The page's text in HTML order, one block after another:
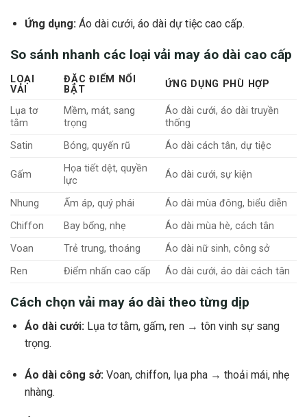
Ứng dụng:Áo dài cưới, áo dài dự tiệc cao cấp.
So sánh nhanh các loại vải may áo dài cao cấp
LOẠI
VẢI
ĐẶC ĐIỂM NỔI
BẬT
ỨNG DỤNG PHÙ HỢP
Lụa tơ
tằm
Mềm, mát, sang
trọng
Áo dài cưới, áo dài truyền
thống
Satin
Bóng, quyến rũ Áo dài cách tân, dự tiệc
Gấm
Họa tiết dệt, quyền
lực
Áo dài cưới, sự kiện
Nhung Ấm áp, quý phái
Áo dài mùa đông, biểu diễn
Chiffon
Bay bổng, nhẹ
Áo dài mùa hè, cách tân
Voan
Trẻ trung, thoáng
Áo dài nữ sinh, công sở
Ren
Điểm nhấn cao cấp Áo dài cưới, áo dài cách tân
Cách chọn vải may áo dài theo từng dịp
Áo dài cưới:Lụa tơ tằm, gấm, ren → tôn vinh sự sang
trọng.
Áo dài công sở: Voan, chiffon, lụa pha → thoải mái, nhẹ
nhàng.